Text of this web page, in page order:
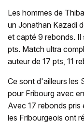
Les hommes de
un Jonathan Kazadi
et capté 9 rebonds. Il
pts. Match ultra
auteur de 17 pts, 11
Ce sont d'ailleurs les
pour Fribourg avec
Avec 17 rebonds pris
les Fribourgeois ont